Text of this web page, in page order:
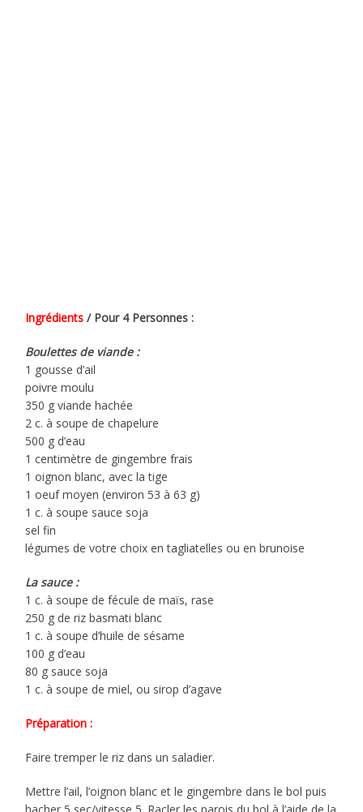
Ingrédients / Pour 4 Personnes :
Boulettes de viande :
1 gousse d’ail
poivre moulu
350 g viande hachée
2 c. à soupe de chapelure
500 g d’eau
1 centimètre de gingembre frais
1 oignon blanc, avec la tige
1 oeuf moyen (environ 53 à 63 g)
1 c. à soupe sauce soja
sel fin
légumes de votre choix en tagliatelles ou en brunoise
La sauce :
1 c. à soupe de fécule de maïs, rase
250 g de riz basmati blanc
1 c. à soupe d’huile de sésame
100 g d’eau
80 g sauce soja
1 c. à soupe de miel, ou sirop d’agave
Préparation :
Faire tremper le riz dans un saladier.
Mettre l’ail, l’oignon blanc et le gingembre dans le bol puis